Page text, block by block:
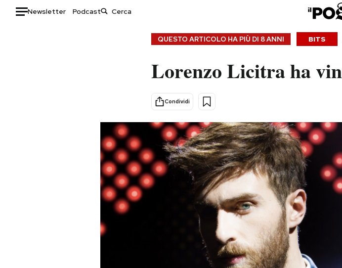
Newsletter Podcast
Consumismi
Storie/Idee
Ok Boomer!
Media
Europa
Altrecose
Mondiali calcio 2026
QUESTO ARTICOLO HA PIÙ DI 8 ANNI BITS
Lorenzo Licitra ha
Condividi